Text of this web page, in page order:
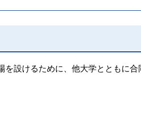
設けるために、他大学とともに